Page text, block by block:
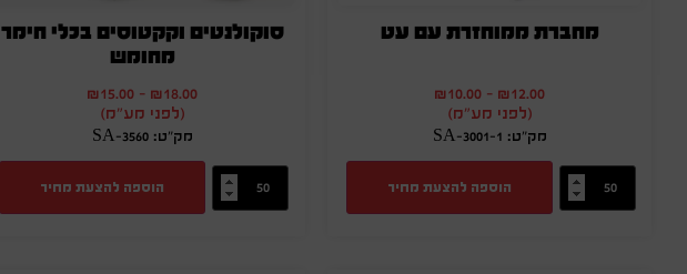
מחברת ממוחזרת עם עט
₪12.00
-
₪10.00
(לפני מע"מ)
מק"ט: SA-3001-1
הוספה להצעת מחיר
סוקולנטים וקקטוסים בכלי חימר
מחומש
₪18.00
-
₪15.00
(לפני מע"מ)
מק"ט: SA-3560
הוספה להצעת מחיר